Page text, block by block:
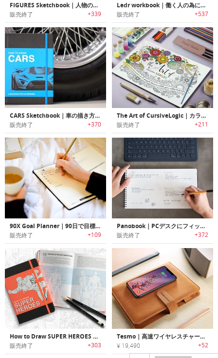
FIGURES Sketchbook｜人物の描き方が学習可能なハウツースケッチブック「フィギュアスケッチブック」
販売終了 +339
Ledr workbook｜働く人の為にデザインされたレザーカバーノートブック「レダーワークブック」
販売終了 +537
CARS Sketchbook｜車の描き方を学習可能なハウツースケッチブック「カーズスケッチブック」
販売終了 +370
The Art of CursiveLogic｜カラーリングしながら筆記体をリラックスしながら学べるカラーリングブック
販売終了 +211
90X Goal Planner｜90日で目標達成する手帳「90Xゴールプランナー」
販売終了 +109
Panobook｜PCデスクにフィットするようにデザインされたパノラマデザインノートブック「パノブック」
販売終了 +372
How to Draw SUPER HEROES Sketchbook｜スーパーヒーローの描き方を学習可能なハウツースケッチブック「
販売終了 +303
Tesmo｜高速ワイヤレスチャージ機能搭載オールインワンプランナー「テスモ」
¥ 19,490 +52